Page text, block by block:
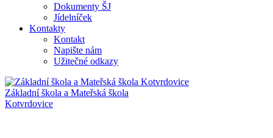
Dokumenty ŠJ
Jídelníček
Kontakty
Kontakt
Napište nám
Užitečné odkazy
Základní škola a Mateřská škola
Kotvrdovice